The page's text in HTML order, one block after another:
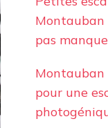
Montauban
pas
Montauban
pour une